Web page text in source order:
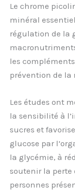
Le chrome
minéral
régulation de la
les
prévention de la
Les études ont
la sensibilité à
sucres et
glucose par
la glycémie, à
soutenir la perte
personnes